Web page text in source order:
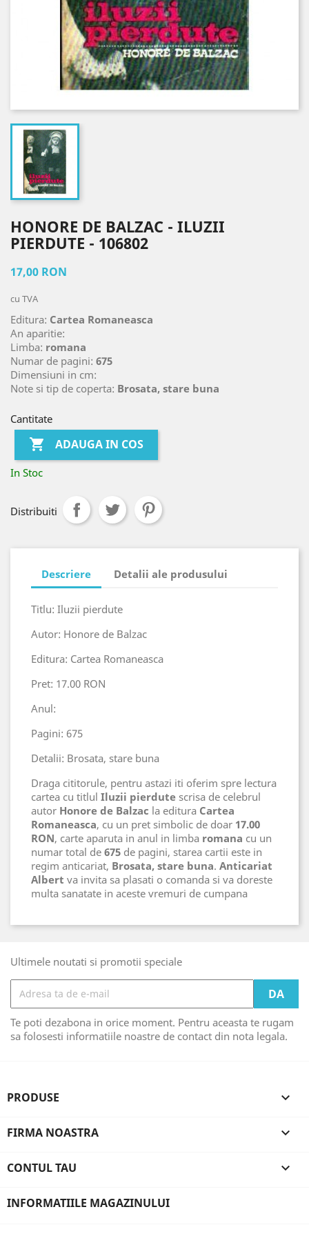
HONORE DE BALZAC - ILUZII
PIERDUTE - 106802
17,00 RON
cu TVA
Editura: Cartea Romaneasca
An aparitie:
Limba: romana
Numar de pagini: 675
Dimensiuni in cm:
Note si tip de coperta: Brosata, stare buna
Cantitate
 ADAUGA IN COS
In Stoc
Distribuiti
Descriere Detalii ale produsului
Titlu: Iluzii pierdute
Autor: Honore de Balzac
Editura: Cartea Romaneasca
Pret: 17.00 RON
Anul:
Pagini: 675
Detalii: Brosata, stare buna
Draga cititorule, pentru astazi iti oferim spre lectura
cartea cu titlul Iluzii pierdute scrisa de celebrul
autor Honore de Balzac la editura Cartea
Romaneasca, cu un pret simbolic de doar 17.00
RON, carte aparuta in anul in limba romana cu un
numar total de 675 de pagini, starea cartii este in
regim anticariat, Brosata, stare buna. Anticariat
Albert va invita sa plasati o comanda si va doreste
multa sanatate in aceste vremuri de cumpana
Ultimele noutati si promotii speciale
Te poti dezabona in orice moment. Pentru aceasta te rugam
sa folosesti informatiile noastre de contact din nota legala.
PRODUSE 
FIRMA NOASTRA 
CONTUL TAU 
INFORMATIILE MAGAZINULUI